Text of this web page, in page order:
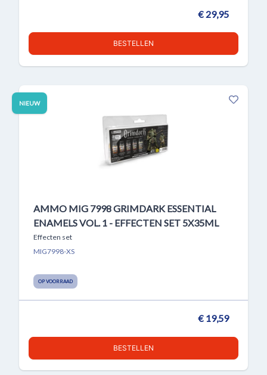
€ 29,95
BESTELLEN
NIEUW
AMMO MIG 7998 GRIMDARK ESSENTIAL
ENAMELS VOL. 1 - EFFECTEN SET 5X35ML
Effecten set
MIG7998-XS
OP VOORRAAD
€ 19,59
BESTELLEN